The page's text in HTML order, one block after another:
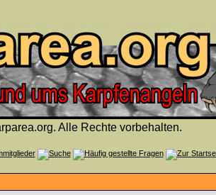
Alle Rechte vorbehalten.